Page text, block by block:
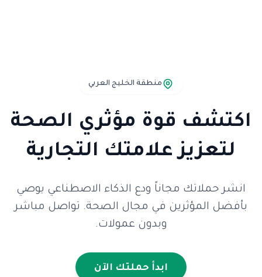
منطقة الخليج العربي
اكتشف قوة مؤثري الصحة
لتعزيز علامتك التجارية
انشر حملاتك مجاناً ودع الذكاء الاصطناعي يوصي
بأفضل المؤثرين في مجال الصحة. تواصل مباشر
وبدون عمولات.
ابدأ حملتك الآن